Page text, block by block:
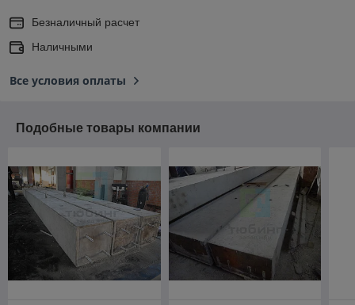
Безналичный расчет
Наличными
Все условия оплаты
Подобные товары компании